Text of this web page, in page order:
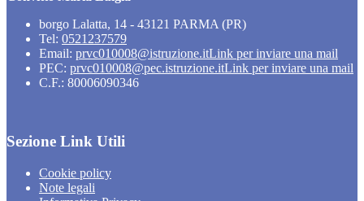
borgo Lalatta, 14 - 43121 PARMA (PR)
Tel: 0521237579
Email: prvc010008@istruzione.itLink per inviare una mail
PEC: prvc010008@pec.istruzione.itLink per inviare una mail
C.F.: 80006090346
Sezione Link Utili
Cookie policy
Note legali